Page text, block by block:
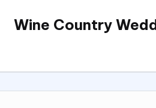
SkipWine Country